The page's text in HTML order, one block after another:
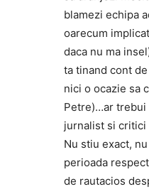
blamezi echipa
oarecum
daca nu ma
ta tinand cont
nici o ocazie sa
Petre)…ar trebui
jurnalist si critici
Nu stiu exact,
perioada
de rautacios